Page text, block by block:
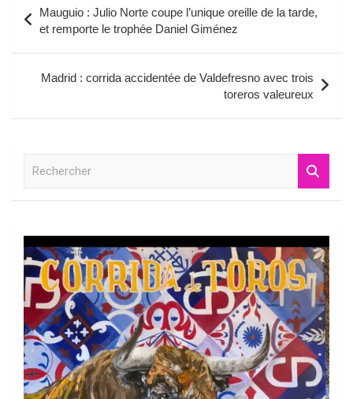
de
l’article
Mauguio : Julio Norte coupe l’unique oreille de la tarde,
et remporte le trophée Daniel Giménez
Madrid : corrida accidentée de Valdefresno avec trois
toreros valeureux
r
c
h
e
r